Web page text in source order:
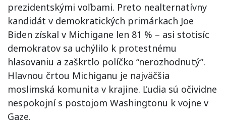
prezidentskými voľbami. Preto nealternatívny
kandidát v demokratických primárkach Joe
Biden získal v Michigane len 81 % – asi stotisíc
demokratov sa uchýlilo k protestnému
hlasovaniu a zaškrtlo políčko “nerozhodnutý”.
Hlavnou črtou Michiganu je najväčšia
moslimská komunita v krajine. Ľudia sú očividne
nespokojní s postojom Washingtonu k vojne v
Gaze.